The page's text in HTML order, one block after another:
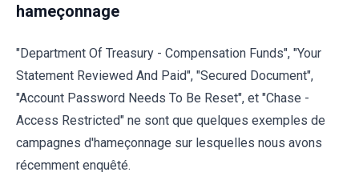
hameçonnage
"Department Of Treasury - Compensation Funds", "Your
Statement Reviewed And Paid", "Secured Document",
"Account Password Needs To Be Reset", et "Chase -
Access Restricted" ne sont que quelques exemples de
campagnes d'hameçonnage sur lesquelles nous avons
récemment enquêté.